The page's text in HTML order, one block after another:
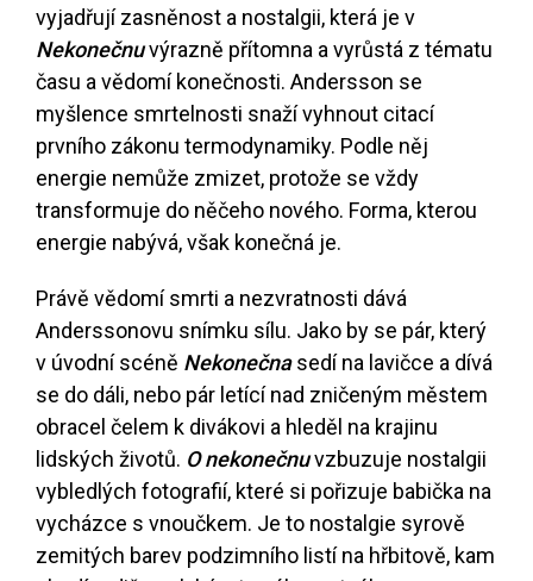
vyjadřují zasněnost a nostalgii, která je v
Nekonečnuvýrazně přítomna a vyrůstá z tématu
času a vědomí konečnosti. Andersson se
myšlence smrtelnosti snaží vyhnout citací
prvního zákonu termodynamiky. Podle něj
energie nemůže zmizet, protože se vždy
transformuje do něčeho nového. Forma, kterou
energie nabývá, však konečná je.
Právě vědomí smrti a nezvratnosti dává
Anderssonovu snímku sílu. Jako by se pár, který
v úvodní scéně Nekonečnasedí na lavičce a dívá
se do dáli, nebo pár letící nad zničeným městem
obracel čelem k divákovi a hleděl na krajinu
lidských životů. O nekonečnuvzbuzuje nostalgii
vybledlých fotografií, které si pořizuje babička na
vycházce s vnoučkem. Je to nostalgie syrově
zemitých barev podzimního listí na hřbitově, kam